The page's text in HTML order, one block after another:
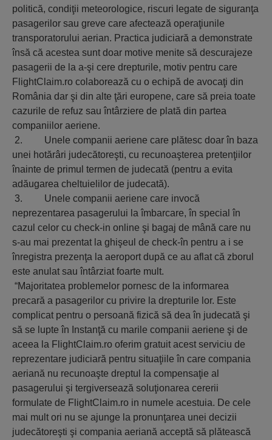
politică, condiţii meteorologice, riscuri legate de siguranţa
pasagerilor sau greve care afectează operaţiunile
transporatorului aerian. Practica judiciară a demonstrate
însă că acestea sunt doar motive menite să descurajeze
pasagerii de la a-şi cere drepturile, motiv pentru care
FlightClaim.ro colaborează cu o echipă de avocaţi din
România dar şi din alte ţări europene, care să preia toate
cazurile de refuz sau întârziere de plată din partea
companiilor aeriene.
2. Unele companii aeriene care plătesc doar în baza
unei hotărâri judecătoreşti, cu recunoaşterea pretenţiilor
înainte de primul termen de judecată (pentru a evita
adăugarea cheltuielilor de judecată).
3. Unele companii aeriene care invocă
neprezentarea pasagerului la îmbarcare, în special în
cazul celor cu check-in online şi bagaj de mână care nu
s-au mai prezentat la ghişeul de check-în pentru a i se
înregistra prezenţa la aeroport după ce au aflat că zborul
este anulat sau întârziat foarte mult.
“Majoritatea problemelor pornesc de la informarea
precară a pasagerilor cu privire la drepturile lor. Este
complicat pentru o persoană fizică să dea în judecată şi
să se lupte în Instanţă cu marile companii aeriene şi de
aceea la FlightClaim.ro oferim gratuit acest serviciu de
reprezentare judiciară pentru situaţiile în care compania
aeriană nu recunoaşte dreptul la compensaţie al
pasagerului şi tergiversează soluţionarea cererii
formulate de FlightClaim.ro in numele acestuia. De cele
mai mult ori nu se ajunge la pronunţarea unei decizii
judecătoreşti şi compania aeriană acceptă să plătească